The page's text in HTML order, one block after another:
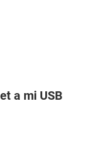
a mi USB